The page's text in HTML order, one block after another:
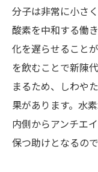
分子は非常に小さ
酸素を中和する働
化を遅らせること
を飲むことで新陳
まるため、しわや
果があります。水
内側からアンチエ
保つ助けとなるので